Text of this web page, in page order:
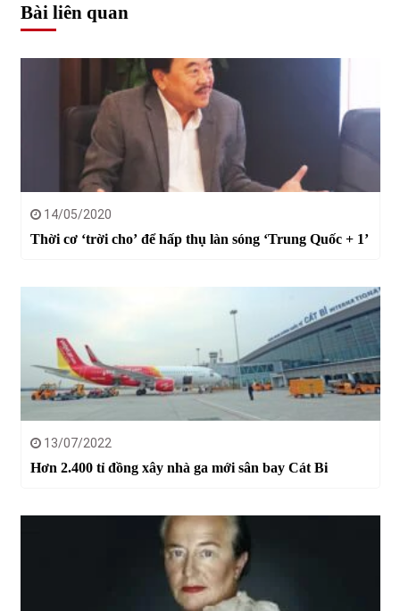
Bài liên quan
14/05/2020
Thời cơ ‘trời cho’ để hấp thụ làn sóng ‘Trung Quốc + 1’
13/07/2022
Hơn 2.400 tỉ đồng xây nhà ga mới sân bay Cát Bi